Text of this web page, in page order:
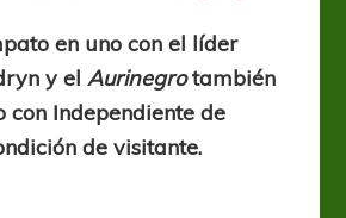
en uno con el líder
y elAurinegrotambién
con Independiente de
de visitante.